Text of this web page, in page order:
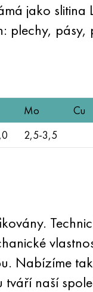
jako slitina
plechy,
Mo Cu
2,5-3,5
Nabízíme
tváří naší